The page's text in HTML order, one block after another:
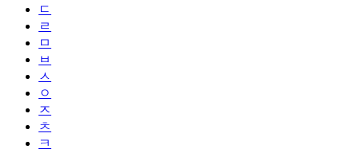
ㄷ
ㄹ
ㅁ
ㅂ
ㅅ
ㅇ
ㅈ
ㅊ
ㅋ